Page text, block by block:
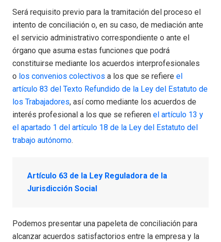
Será requisito previo para la tramitación del proceso el
intento de conciliación o, en su caso, de mediación ante
el servicio administrativo correspondiente o ante el
órgano que asuma estas funciones que podrá
constituirse mediante los acuerdos interprofesionales
o los convenios colectivos a los que se refiere el
artículo 83 del Texto Refundido de la Ley del Estatuto de
los Trabajadores, así como mediante los acuerdos de
interés profesional a los que se refieren el artículo 13 y
el apartado 1 del artículo 18 de la Ley del Estatuto del
trabajo autónomo.
Artículo 63 de la Ley Reguladora de la
Jurisdicción Social
Podemos presentar una papeleta de conciliación para
alcanzar acuerdos satisfactorios entre la empresa y la